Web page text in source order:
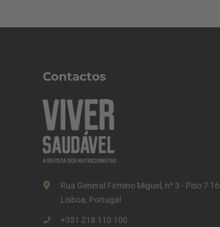
Contactos
Rua General Firmino Miguel, nº 3 - Piso 7
Lisboa, Portugal
+351 218 110 100